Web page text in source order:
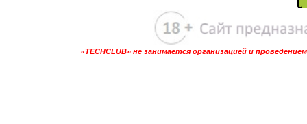
«TECHCLUB» не занимается организацией и